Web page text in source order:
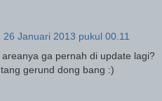
26 Januari 2013 pukul 00.11
ga pernah di update lagi?
gerund dong bang :)